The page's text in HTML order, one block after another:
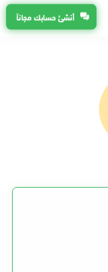
أنشئ حسابك مجاناً